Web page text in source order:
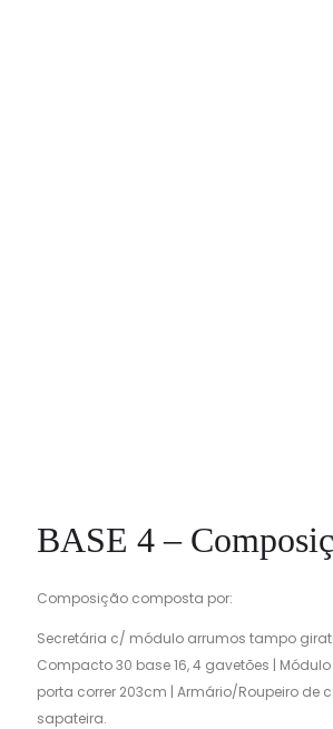
BASE 4 –
Composição composta por:
Secretária c/ módulo arrumos tampo
Compacto 30 base 16, 4 gavetões |
porta correr 203cm | Armário/Roupeiro de
sapateira.